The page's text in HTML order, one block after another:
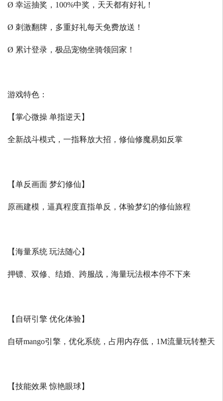
Ø 幸运抽奖，100%中奖，天天都有好礼！
Ø 刺激翻牌，多重好礼每天免费放送！
Ø 累计登录，极品宠物坐骑领回家！
游戏特色：
【掌心微操 单指逆天】
全新战斗模式，一指释放大招，修仙修魔易如反掌
【单反画面 梦幻修仙】
原画建模，逼真程度直指单反，体验梦幻的修仙旅程
【海量系统 玩法随心】
押镖、双修、结婚、跨服战，海量玩法根本停不下来
【自研引擎 优化体验】
自研mango引擎，优化系统，占用内存低， 1M流量玩转整天
【技能效果 惊艳眼球】